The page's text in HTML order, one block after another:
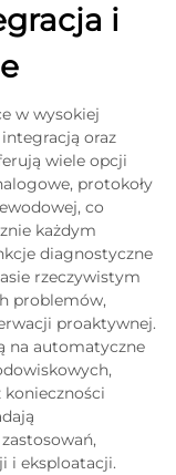
i
w wysokiej
oraz
wiele opcji
protokoły
co
każdym
diagnostyczne
rzeczywistym
problemów,
proaktywnej.
na automatyczne
i eksploatacji.